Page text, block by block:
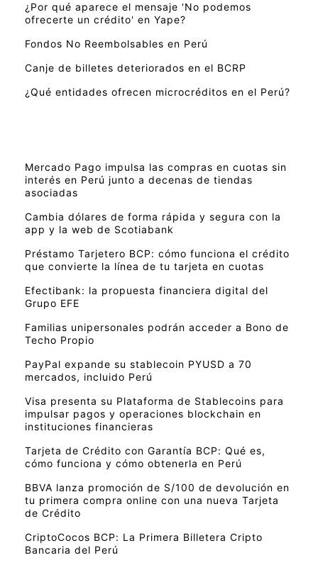
¿Por qué aparece el mensaje 'No podemos
ofrecerte un crédito' en Yape?
Fondos No Reembolsables en Perú
Canje de billetes deteriorados en el BCRP
¿Qué entidades ofrecen microcréditos en el Perú?
Mercado Pago impulsa las compras en cuotas sin
interés en Perú junto a decenas de tiendas
asociadas
Cambia dólares de forma rápida y segura con la
app y la web de Scotiabank
Préstamo Tarjetero BCP: cómo funciona el crédito
que convierte la línea de tu tarjeta en cuotas
Efectibank: la propuesta financiera digital del
Grupo EFE
Familias unipersonales podrán acceder a Bono de
Techo Propio
PayPal expande su stablecoin PYUSD a 70
mercados, incluido Perú
Visa presenta su Plataforma de Stablecoins para
impulsar pagos y operaciones blockchain en
instituciones financieras
Tarjeta de Crédito con Garantía BCP: Qué es,
cómo funciona y cómo obtenerla en Perú
BBVA lanza promoción de S/100 de devolución en
tu primera compra online con una nueva Tarjeta
de Crédito
CriptoCocos BCP: La Primera Billetera Cripto
Bancaria del Perú